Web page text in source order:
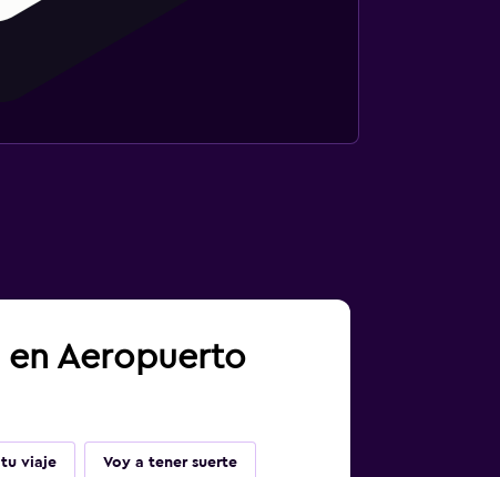
en Aeropuerto
viaje Voy a tener suerte